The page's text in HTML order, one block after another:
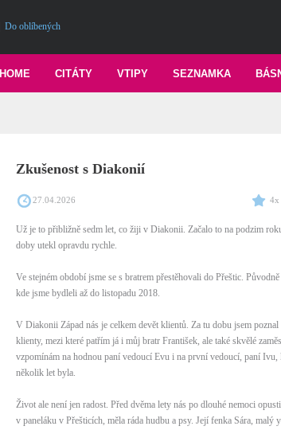
Do oblíbených
SEZNAMKA
VTIPY
CITÁTY
HOME
Zkušenost s Diakonií
27.04.2026 4x
Už je to přibližně sedm let, co žiji v Diakonii. Začalo to na podzim
doby utekl opravdu rychle.
Ve stejném období jsme se s bratrem přestěhovali do Přeštic.
kde jsme bydleli až do listopadu 2018.
V Diakonii Západ nás je celkem devět klientů. Za tu dobu jsem
klienty, mezi které patřím já i můj bratr František, ale také skvělé
vzpomínám na hodnou paní vedoucí Evu i na první vedoucí, paní Ivu,
několik let byla.
Život ale není jen radost. Před dvěma lety nás po dlouhé nemoci
v paneláku v Přešticích, měla ráda hudbu a psy. Její fenka Sára, malý